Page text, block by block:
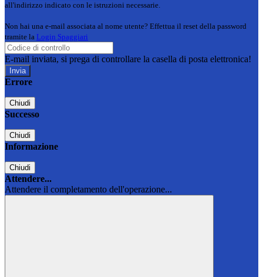
all'indirizzo indicato con le istruzioni necessarie.
Non hai una e-mail associata al nome utente? Effettua il reset della password
tramite la Login Spaggiari
E-mail inviata, si prega di controllare la casella di posta elettronica!
Errore
Chiudi
Successo
Chiudi
Informazione
Chiudi
Attendere...
Attendere il completamento dell'operazione...